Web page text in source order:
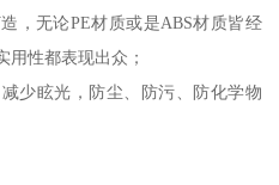
，无论PE材质或是ABS材质皆经
用性都表现出众；
少眩光，防尘、防污、防化学物